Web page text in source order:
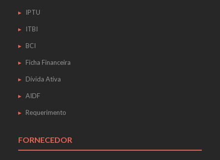
IPTU
ITBI
BCI
Ficha Financeira
Dívida Ativa
AIDF
Requerimento
FORNECEDOR